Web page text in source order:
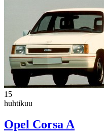
15
huhtikuu
Opel Corsa A